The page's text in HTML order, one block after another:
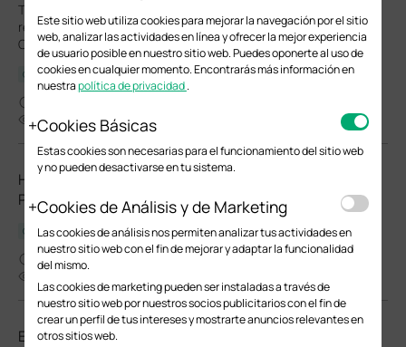
This article will show you how to set up automated upgrades,
reboot cycles and Wi-Fi Radio "On/Off" schedules for your
Omada EAPs.
Guía de Configuración
24082
How to Choose Ethernet Cables for More Stable PoE
Power Supply
Guía de Configuración
02-24-2026
EAP653 UR_V3_Regulatory Compliance
Este sitio web utiliza cookies para mejorar la navegación por el sitio
web, analizar las actividades en línea y ofrecer la mejor experiencia
de usuario posible en nuestro sitio web. Puedes oponerte al uso de
cookies en cualquier momento. Encontrarás más información en
nuestrapolítica de privacidad.
Cookies Básicas
Estas cookies son necesarias para el funcionamiento del sitio web
y no pueden desactivarse en tu sistema.
Cookies de Análisis y de Marketing
Las cookies de análisis nos permiten analizar tus actividades en
nuestro sitio web con el fin de mejorar y adaptar la funcionalidad
del mismo.
Las cookies de marketing pueden ser instaladas a través de
nuestro sitio web por nuestros socios publicitarios con el fin de
crear un perfil de tus intereses y mostrarte anuncios relevantes en
otros sitios web.